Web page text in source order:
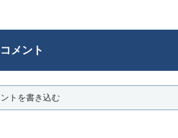
コメント
トを書き込む